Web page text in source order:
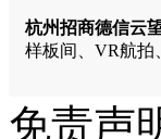
杭州招商德信云
样板间、VR航拍
免责声